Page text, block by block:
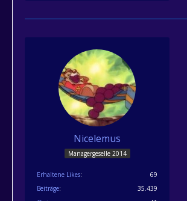
Nicelemus
Managergeselle 2014
Erhaltene Likes
69
Beiträge
35.439